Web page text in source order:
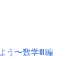
う〜数学Ⅲ編